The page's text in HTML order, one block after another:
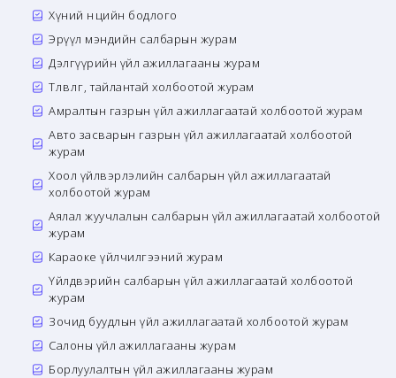
Хүний нөөцийн бодлого
Эрүүл мэндийн салбарын журам
Дэлгүүрийн үйл ажиллагааны журам
Төлөвлөгөө, тайлантай холбоотой журам
Амралтын газрын үйл ажиллагаатай холбоотой журам
Авто засварын газрын үйл ажиллагаатай холбоотой
журам
Хоол үйлвэрлэлийн салбарын үйл ажиллагаатай
холбоотой журам
Аялал жуучлалын салбарын үйл ажиллагаатай холбоотой
журам
Караоке үйлчилгээний журам
Үйлдвэрийн салбарын үйл ажиллагаатай холбоотой
журам
Зочид буудлын үйл ажиллагаатай холбоотой журам
Салоны үйл ажиллагааны журам
Борлуулалтын үйл ажиллагааны журам